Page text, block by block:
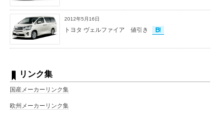
2012年5月16日
トヨタ ヴェルファイア 値引き
リンク集
国産メーカーリンク集
欧州メーカーリンク集